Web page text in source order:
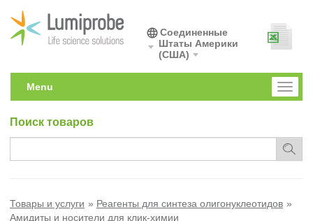
Соединенные
Штаты Америки
(США)
Toggle
Menu
Поиск товаров
Товары и услуги
Реагенты для синтеза олигонуклеотидов
Амидиты и носители для клик-химии